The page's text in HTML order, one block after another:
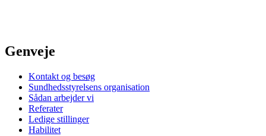
Genveje
Kontakt og besøg
Sundhedsstyrelsens organisation
Sådan arbejder vi
Referater
Ledige stillinger
Habilitet